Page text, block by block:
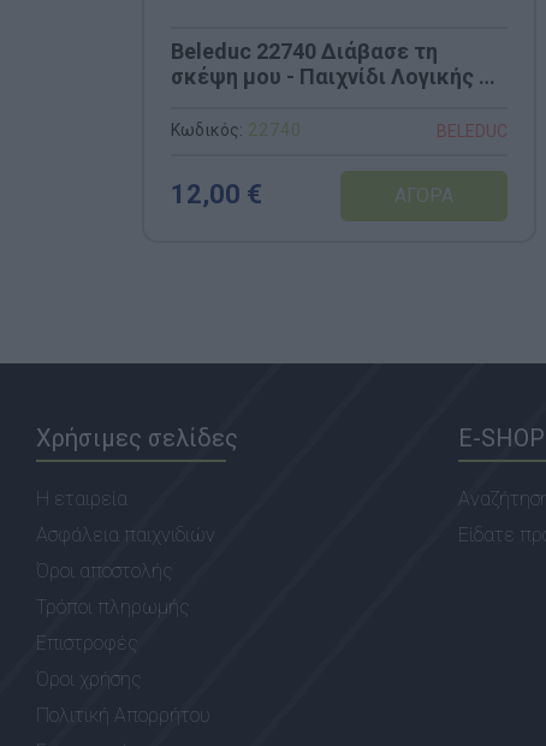
Beleduc 22740 Διάβασε τη
σκέψη μου - Παιχνίδι Λογικής &
Κωδικός: 22740 BELEDUC
12,00 €
Χρήσιμες σελίδες
Η εταιρεία
Ασφάλεια παιχνιδιών
Όροι αποστολής
Τρόποι πληρωμής
Επιστροφές
Όροι χρήσης
Πολιτική Απορρήτου
E-SHOP
Είδατε